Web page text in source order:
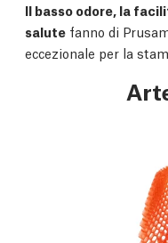
Il basso odore, la
salute fanno di
eccezionale per la